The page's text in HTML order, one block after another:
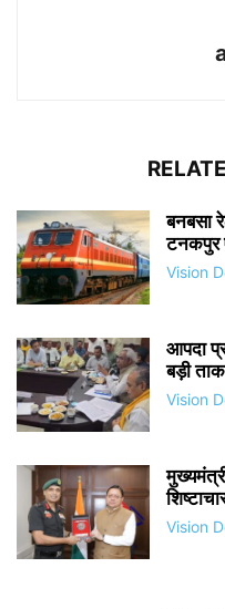
बनबसा
टनकपुर
Vision
आपदा
बड़ी
Vision
Vision